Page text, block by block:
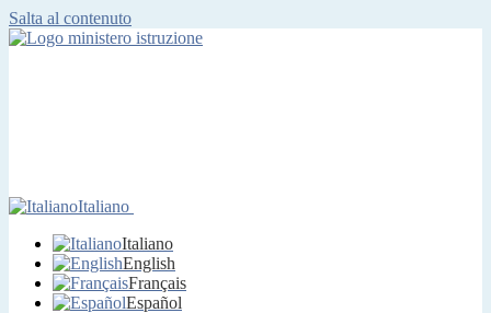
Salta al contenuto
Italiano
Italiano
English
Français
Español